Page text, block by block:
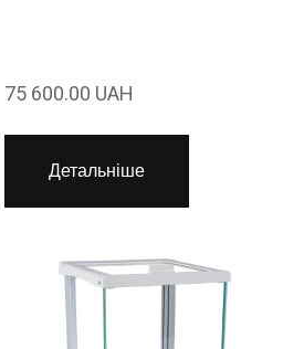
75 600.00 UAH
Детальніше